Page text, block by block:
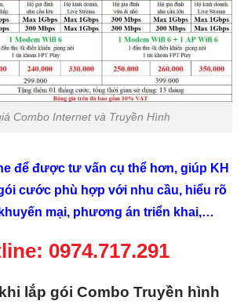
Combo Internet và Truyền Hình
để được tư vấn cụ thể hơn, giúp KH
cước phù hợp với nhu cầu, hiểu rõ
mại, phương án triển khai,…
0974.717.291
lắp gói Combo Truyền hình